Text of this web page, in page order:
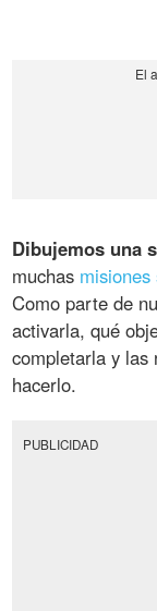
Dibujemos una
muchas misiones
Como parte de
activarla, qué
completarla y las
hacerlo.
PUBLICIDAD